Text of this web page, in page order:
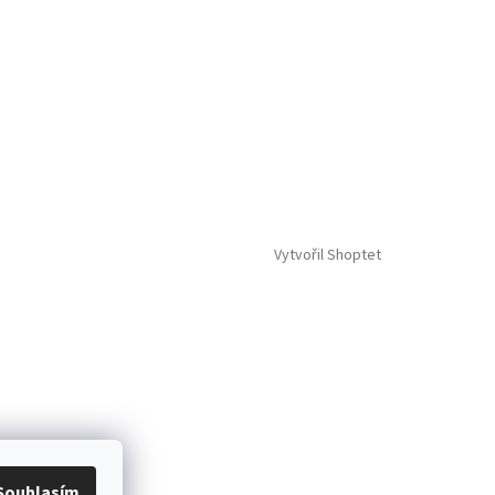
Vytvořil Shoptet